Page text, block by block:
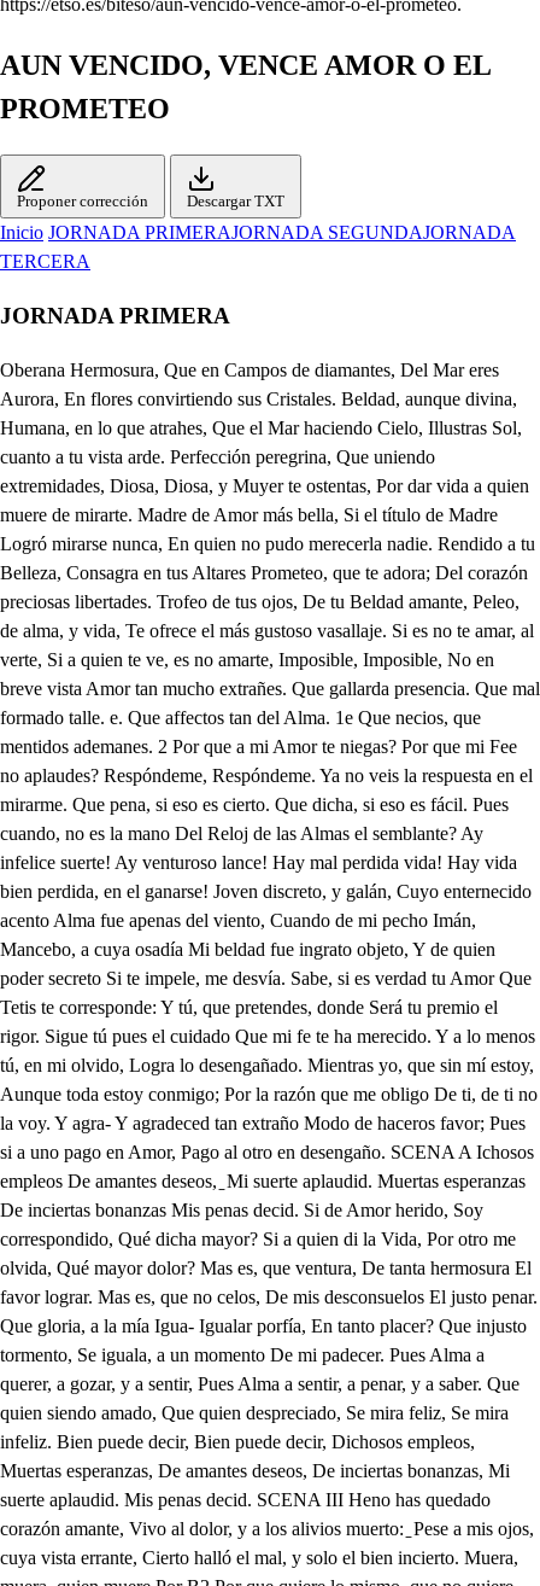
https://etso.es/biteso/aun-vencido-vence-amor-o-el-prometeo.
AUN VENCIDO, VENCE AMOR O EL
PROMETEO
Proponer corrección Descargar TXT
Inicio JORNADA PRIMERAJORNADA SEGUNDAJORNADA
TERCERA
JORNADA PRIMERA
Oberana Hermosura, Que en Campos de diamantes, Del Mar eres Aurora, En flores convirtiendo sus Cristales. Beldad, aunque divina, Humana, en lo que atrahes, Que el Mar haciendo Cielo, Illustras Sol, cuanto a tu vista arde. Perfección peregrina, Que uniendo extremidades, Diosa, Diosa, y Muyer te ostentas, Por dar vida a quien muere de mirarte. Madre de Amor más bella, Si el título de Madre Logró mirarse nunca, En quien no pudo merecerla nadie. Rendido a tu Belleza, Consagra en tus Altares Prometeo, que te adora; Del corazón preciosas libertades. Trofeo de tus ojos, De tu Beldad amante, Peleo, de alma, y vida, Te ofrece el más gustoso vasallaje. Si es no te amar, al verte, Si a quien te ve, es no amarte, Imposible, Imposible, No en breve vista Amor tan mucho extrañes. Que gallarda presencia. Que mal formado talle. e. Que affectos tan del Alma. 1e Que necios, que mentidos ademanes. 2 Por que a mi Amor te niegas? Por que mi Fee no aplaudes? Respóndeme, Respóndeme. Ya no veis la respuesta en el mirarme. Que pena, si eso es cierto. Que dicha, si eso es fácil. Pues cuando, no es la mano Del Reloj de las Almas el semblante? Ay infelice suerte! Ay venturoso lance! Hay mal perdida vida! Hay vida bien perdida, en el ganarse! Joven discreto, y galán, Cuyo enternecido acento Alma fue apenas del viento, Cuando de mi pecho Imán, Mancebo, a cuya osadía Mi beldad fue ingrato objeto, Y de quien poder secreto Si te impele, me desvía. Sabe, si es verdad tu Amor Que Tetis te corresponde: Y tú, que pretendes, donde Será tu premio el rigor. Sigue tú pues el cuidado Que mi fe te ha merecido. Y a lo menos tú, en mi olvido, Logra lo desengañado. Mientras yo, que sin mí estoy, Aunque toda estoy conmigo; Por la razón que me obligo De ti, de ti no la voy. Y agra- Y agradeced tan extraño Modo de haceros favor; Pues si a uno pago en Amor, Pago al otro en desengaño. SCENA A Ichosos empleos De amantes deseos, ̱ Mi suerte aplaudid. Muertas esperanzas De inciertas bonanzas Mis penas decid. Si de Amor herido, Soy correspondido, Qué dicha mayor? Si a quien di la Vida, Por otro me olvida, Qué mayor dolor? Mas es, que ventura, De tanta hermosura El favor lograr. Mas es, que no celos, De mis desconsuelos El justo penar. Que gloria, a la mía Igua- Igualar porfía, En tanto placer? Que injusto tormento, Se iguala, a un momento De mi padecer. Pues Alma a querer, a gozar, y a sentir, Pues Alma a sentir, a penar, y a saber. Que quien siendo amado, Que quien despreciado, Se mira feliz, Se mira infeliz. Bien puede decir, Bien puede decir, Dichosos empleos, Muertas esperanzas, De amantes deseos, De inciertas bonanzas, Mi suerte aplaudid. Mis penas decid. SCENA III Heno has quedado corazón amante, Vivo al dolor, y a los alivios muerto: ̱ Pese a mis ojos, cuya vista errante, Cierto halló el mal, y solo el bien incierto. Muera, muera, quien muere Por B2 Por que quiere lo mismo, que no quiere. Pues morir, o olvidar; ya que mis ojos De su ser propio en el cristal, bebiendo El veneno, que es causa a mis enojos, No vieron el peligro de estar viendo: Mas ay! que a Amor rendido, Solo sabré olvidarme del olvido. Morir será el remedio de mi engaño. Amante de Prometeo, aunque callada, Clicie soy de sus pasos, en mi daño: Allí está. Morir quiero, hay suerte airada! Que no podré aunque quiero; Pues solo moriré, de que no muero. Que inquieto está, que triste, y pensativo: Quien pudiera decirle, que le adoro: Yo llego: sepa, que de verle vivo: Pero no puedo, aunque en su ausencia lloro: Que a vista de la llama, Siempre es el que habla menos, quien más ama. Muera el amor. No muera. Y por tirano, Por aleve, por falso, y por injusto, Por dulce, por leal, y soberano, El cetro pierda de su Imperio augusto. En trono permanente Sus triunfos aún el número no cuente. No más Amor. Si más Amor, (ay Cielos Huir de Amor, contra mi Amor conviene: No bastaba el desprecio, si no celos. Celos, no hay sin Amor, luego Amor tiene. Pues morir, o olvidar. Para quererme. No más Celos, ni Amor. Para ofenderme. Mal haya el necio temor, Y mal haya el vil respeto, Pues effecto Por secreto No logra mi firme Amor, Siendo del Mundo el mayor: Mal haya el necio respeto, Y mal haya el vil temor. Pese a mi injusto retiro; Pues de la gloria me priva De que viva, Bien cautiva Del bien, por quien triste áspiro, De mi fe merecedor. Mal haya, Ay Niséa desdichada, Amante, y no agradecida Por B3 Por no oída; Y ofendida De quien eres ignorada, Por tu silencio traidor: Mal haya, ̱. Amar, y no merecer, Solo en mí se pudo hallar; Que en amar, Singular Entre todas quise ser Disimulando mi ardor. Mal haya el necio respeto, Y mal haya el vil temor. Escuche una palabra Reina mía. Y aún dos; qué me queréis? Ando buscando (Perdone en cortesía) Un Amo loco, por quien loco ando; Y aquí dicen que ha estado. Qué señas tiene? Ya no las he dado? Es alto, y bajo, cara acaponada, Vígote al ojo, y este, por más señas, Es solo. Cómo? Hay fue una pedrada, Que el achaca a unas Tías pedigüeñas. Bueno. Pues quién lo impide? No me saca los ojos, quién me pide? Cómo se llama, di? Prometeo creo. Qué dices, de Prometeo eres criado? Por mis grandes pecados; pero veo, Que al escuchar su nombre se ha alegrado: Quiere algo la Persona? Que ha encontrado la maza con la mona. Que ha habido? Nada, que el querer saberlo, Fue por que acabo aquí de haberle visto Tal, que pude tenerlo Por loco; di, (mal mi dolor resisto, Está tu dueño acaso enamorado? Quién es la que merece su cuidado? No le conozco cuya, y si la roncha No le hizo quizas, una taimada, Que lo era, pues iba en una concha Y hoy navegaba el Mar muy remilgada, Cuando el, por su hermosura; otra albarda no sé a su matadura. Mas pues le viste, bien sabrás adonde Asiste. No lo sé (mi mal advierto Mas ven conmigo, que aunque más se esconde, Si te acompaño, hallarle será cierto; Pues Pues que siempre lo ha sido, Que solo halla a un perdido, otro perdido. SCENA IV Del salado Reino, ha de sus Ondas, y A gran Hijo del Mar, a gran Nereo; B. Posible es, que a mis voces no respondas? Mercurio soy, del lecho del Egeo Para el más alto empleo, Despierta, Que es cierta Tu gloria mayor, Escucha, Qué es mucha Tu dicha, y honor. Oh gran Mercurio, de las ciencias Padre, Hijo gel grande Jove, y a quien Juno Madre, sin serlo fue, pero fue Madre, Por que excederte no pretenda alguno: De tu voz, cual ninguno, Rendido, El oído, Al precepto menor, Venera, Y espera Obediente el favor. Pues sabe gran Nereo, Que el Supremo Tonante, Aspira al Himeneo De Tetis bella, con unión constante; Por obleto digno de su justo Amor: Escucha, Que es mucha Tu dicha, y honor. Nuestro mérito excede Gloria tan soberana; Mas, pues mandarme puede Lo que a pedirme Júpiter se allana; Tetis, su dicha en recíproco Amor, Venera, Y espera, Obediente al favor. Pues mira, que este día, Logro dará dichoso A tu justa alegría, Y a empleo tan divino, y venturoso; Y previniendo, a este triunfo, el mayor, Escucha, Qué es mucha Tu dicha, y honor. Nuncio celeste parte; Y en mi nombre, rendido, De tu Elocuencia el Arteo, De Júpiter me aclame agradecido: Mien- Mientras de Tetis la suerte mejor, Venera, Y espera Obediente al favor. SCENA V. Etis felice, y hermosa, A tus venturas atiende; Oye, que te llama un Padre, Que ya Reina te obedece Gran Señor, en que te sirvo? Qué te escucho? qué me quieres? Que equivocas confusiones Si me turban, te enmudecen? Si no enmudezco del gozo, Tu confusión será breve: Sabe, que del Sacro Jove Envidiada Esposa eres. Ya he dado él sí; y este día, De tus bodas será, alegres, Largo plazo, a mis deseos, Cuanto corto, a tus desdenes. Habla, responde, qué dices? Digo Señor (trance fuerte) Que quisiera (no casarme) (Ay (Ay Peleo) obedecerte. Que repares (que idolatro otro amante) que merece (Su cariño) mi Deidad, Muy poco, y que a Juno debe Mi Amor, (y a Peleo) respeto, Y que con esto se ofende. Vive mi Nombre inmortal, Que ha de ser; o que aunque eres Esenta al morir, por Diosa, Que has de morir muchas muertes. SCENAU1 Y en medio de ser divina, En lo que mi pecho inclina d Carezco de libertad; Que me vale la Deidad? Si con todo mi poder, Solo en el de bien querer Carezco de libertad; Qué me vale la Deidad? Si no puedo hacer felice Mi Amante; por que infelice Carezco de libertad; Qué me vale la Deidad? Si cuando a Peleo deseo, Para C2 Para lograr a Peleo Carezco de libertad; Qué me vale la Deidad? Tetis divina calla; tu perderme Tu faltarme? qué dices? Nacimos infelices: Fuerza es perderte, y fuerza el resolverme. A Júpiter; me tiene prometida, Un Padre tirano Si a darle la mano Me dura la vida: Mas ay, o injusto Hado! Que siempre es inmortal un desdichado. Y es esa la firmeza? Será eterna. Cómo, si ajena eres? Firmeza de mujeres Ninguna, o la mayor. Miro te tierna En nuestro Amor, y a Jove poderoso. Mi Amor es más fuerte. Y cierta mi muerte, Si no es victorioso. Mas en bien semejante, Siempre es menos feliz, el más amante. Apa- Apariencia de Caserias, y Boscaje. SCENA VIL code Y fin con Doña Estatua embelesado, Que en embrión dejaste, Con este, de otro Amor te has despicado; Y tanto trabajaste, Que casi fin, a su primor, has dado. Si Sátiro, y su empleo, Tabla fue al naufragar de aquel deseo. Ella ha de ser mi Amor, no quiero engaños. SCENA UII de siempre llegue (Cielos Al tiempo de escuchar mis desengaños. Tendrás Amor sin Celos. Eso no diré yo; pues de mis daños. Aunque la causa lloro) Cuanto la temo, tanto más la ignoro. No es muy hermosa? Y mucho; pero fría. Declaradme rigores. Ya empiezo; escucha, si de mi osadía. No quiero otros amores: En vano Amor, con otro Amor porfira. Si C Si me habla? lance esquivo! Mas no es posible, pues lo escucho, y vivo. Señor, Señor, atiende, que del Cielo Una mujer gallarda, De un brinquito se ha puesto en nuestro suelo. Al que mi pena aguarda, Si es Palas la que aviva mi recelo. Voyme, pues ya se acerca. Etela aquí; que hermosa que es la puerca. CENAII Rometeo. Docta Palas. q Repetido Fin, me tray, y me llama: Si de Arague el castigo merecido, De esta Estatua la fama; Y aunque la suya, la may